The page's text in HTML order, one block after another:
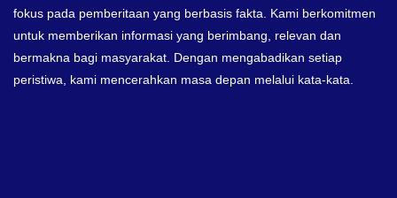
fokus pada pemberitaan yang berbasis fakta. Kami berkomitmen
untuk memberikan informasi yang berimbang, relevan dan
bermakna bagi masyarakat. Dengan mengabadikan setiap
peristiwa, kami mencerahkan masa depan melalui kata-kata.